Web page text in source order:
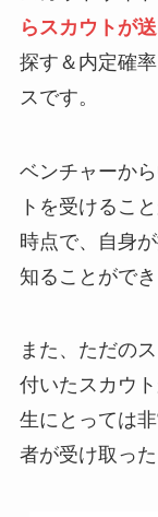
らスカウトが
探す＆内定確
スです。
ベンチャーか
トを受けるこ
時点で、自身
知ることができ
また、ただの
付いたスカウト
生にとっては
者が受け取っ